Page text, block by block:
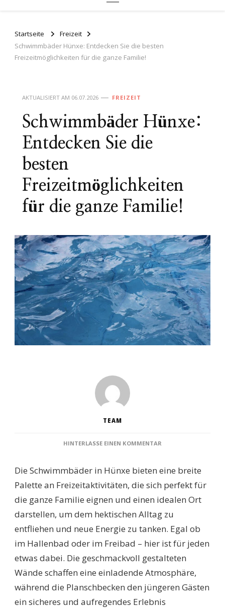
Startseite
Freizeit
Schwimmbäder Hünxe: Entdecken Sie die besten
Freizeitmöglichkeiten für die ganze Familie!
AKTUALISIERT AM 06.07.2026 FREIZEIT
Schwimmbäder Hünxe:
Entdecken Sie die
besten
Freizeitmöglichkeiten
für die ganze Familie!
TEAM
HINTERLASSE EINEN KOMMENTAR
ENTDECKEN
DIE
BESTEN
FÜR
DIE
FAMILIE!
Die Schwimmbäder in Hünxe bieten eine breite
Palette an Freizeitaktivitäten, die sich perfekt für
die ganze Familie eignen und einen idealen Ort
darstellen, um dem hektischen Alltag zu
entfliehen und neue Energie zu tanken. Egal ob
im Hallenbad oder im Freibad – hier ist für jeden
etwas dabei. Die geschmackvoll gestalteten
Wände schaffen eine einladende Atmosphäre,
während die Planschbecken den jüngeren Gästen
ein sicheres und aufregendes Erlebnis